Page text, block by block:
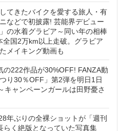
てきたバイクを愛する旅人・有
などで初披露! 芸能界デビュー
の水着グラビア～同い年の相棒
全国2万km以上走破。グラビア
メイキング動画も
の222作品が30%OFF! FANZA動
り30％OFF」第2弾を明日1日
キャンペーンガールは田野憂さ
年ぶりの全裸ショットが「週刊
らく絶版となっていた写真集